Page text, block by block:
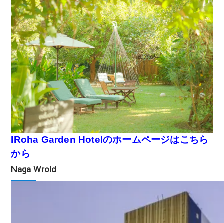
IRoha Garden Hotelのホームページはこちら
から
Naga Wrold